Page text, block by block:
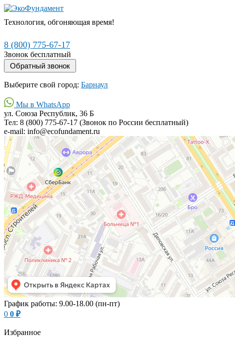
Технология, обгоняющая время!
8 (800) 775-67-17
Звонок бесплатный
Выберите свой город: Барнаул
Мы в WhatsApp
ул. Союза Республик, 36 Б
Тел: 8 (800) 775-67-17 (Звонок по России бесплатный)
e-mail: info@ecofundament.ru
График работы: 9.00-18.00 (пн-пт)
0 0 ₽
Избранное